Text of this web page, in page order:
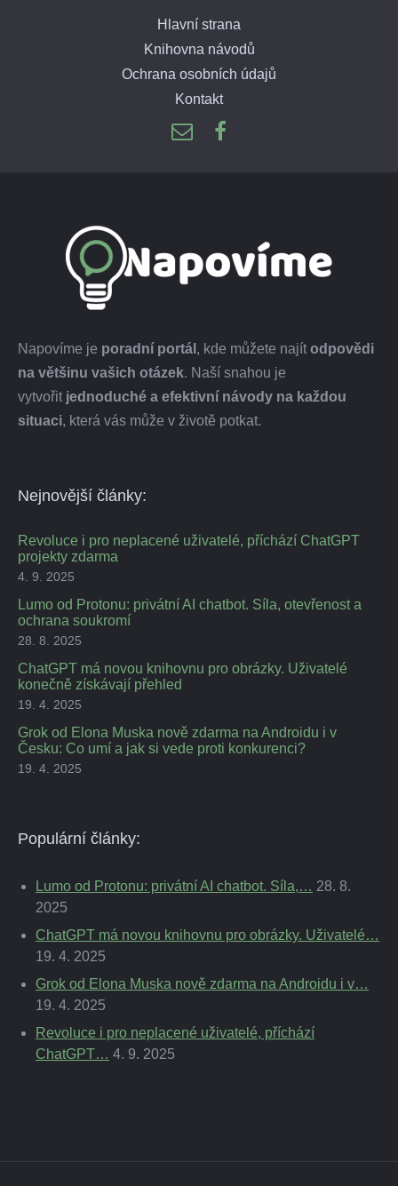
Hlavní strana
Knihovna návodů
Ochrana osobních údajů
Kontakt
Napovíme je poradní portál , kde můžete najít odpovědi
na většinu vašich otázek. Naší snahou je
vytvořit jednoduché a efektivní návody na každou
situaci, která vás může v životě potkat.
Nejnovější články:
Revoluce i pro neplacené uživatelé, příchází ChatGPT
projekty zdarma
4. 9. 2025
Lumo od Protonu: privátní AI chatbot. Síla, otevřenost a
ochrana soukromí
28. 8. 2025
ChatGPT má novou knihovnu pro obrázky. Uživatelé
konečně získávají přehled
19. 4. 2025
Grok od Elona Muska nově zdarma na Androidu i v
Česku: Co umí a jak si vede proti konkurenci?
19. 4. 2025
Populární články:
Lumo od Protonu: privátní AI chatbot. Síla,… 28. 8.
2025
ChatGPT má novou knihovnu pro obrázky. Uživatelé…
19. 4. 2025
Grok od Elona Muska nově zdarma na Androidu i v…
19. 4. 2025
Revoluce i pro neplacené uživatelé, příchází
ChatGPT… 4. 9. 2025